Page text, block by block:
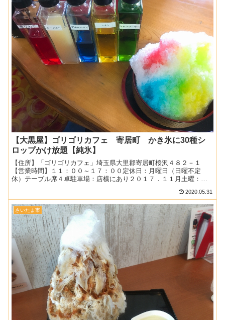
【大黒屋】ゴリゴリカフェ 寄居町 かき氷に30種シ
ロップかけ放題【純氷】
【住所】「ゴリゴリカフェ」埼玉県大里郡寄居町桜沢４８２－１
【営業時間】１１：００～１７：００定休日：月曜日（日曜不定
休）テーブル席４卓駐車場：店横にあり２０１７．１１月土曜：１
2020.05.31
さいたま市